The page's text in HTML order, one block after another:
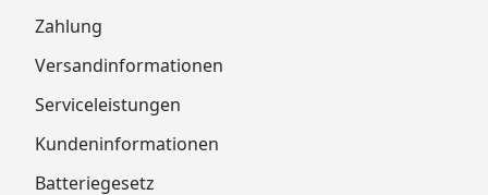
Zahlung
Versandinformationen
Serviceleistungen
Kundeninformationen
Batteriegesetz